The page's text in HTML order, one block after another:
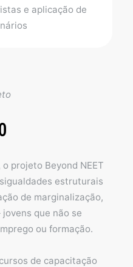
e aplicação de
projeto Beyond NEET
estruturais
de marginalização,
jovens que não se
ou formação.
de capacitação